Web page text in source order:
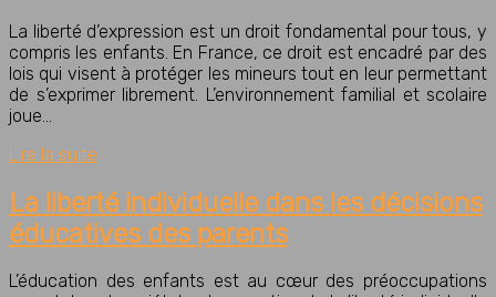
La liberté d’expression est un droit fondamental pour tous, y
compris les enfants. En France, ce droit est encadré par des
lois qui visent à protéger les mineurs tout en leur permettant
de s’exprimer librement. L’environnement familial et scolaire
joue…
Lire la suite
La liberté individuelle dans les décisions
éducatives des parents
L’éducation des enfants est au cœur des préoccupations